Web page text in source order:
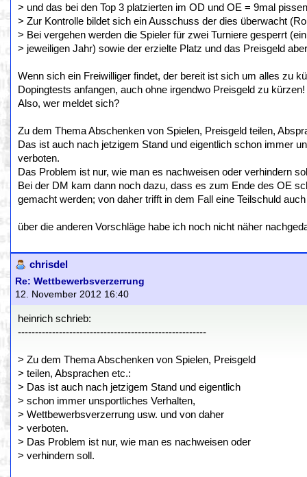
> und das bei den Top 3 platzierten im OD und OE = 9mal
> Zur Kontrolle bildet sich ein Ausschuss der dies überwacht
> Bei vergehen werden die Spieler für zwei Turniere gesperrt
> jeweiligen Jahr) sowie der erzielte Platz und das Preisgeld
Wenn sich ein Freiwilliger findet, der bereit ist sich um alles zu
Dopingtests anfangen, auch ohne irgendwo Preisgeld zu kürzen!
Also, wer meldet sich?
Zu dem Thema Abschenken von Spielen, Preisgeld teilen,
Das ist auch nach jetzigem Stand und eigentlich schon immer
verboten.
Das Problem ist nur, wie man es nachweisen oder verhindern
Bei der DM kam dann noch dazu, dass es zum Ende des OE
gemacht werden; von daher trifft in dem Fall eine Teilschuld
über die anderen Vorschläge habe ich noch nicht näher
chrisdel
Re: Wettbewerbsverzerrung
12. November 2012 16:40
heinrich schrieb:
-------------------------------------------------------
> Zu dem Thema Abschenken von Spielen, Preisgeld
> teilen, Absprachen etc.:
> Das ist auch nach jetzigem Stand und eigentlich
> schon immer unsportliches Verhalten,
> Wettbewerbsverzerrung usw. und von daher
> verboten.
> Das Problem ist nur, wie man es nachweisen oder
> verhindern soll.